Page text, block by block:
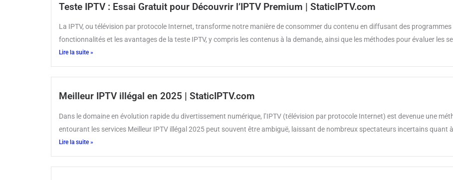
Teste IPTV : Essai Gratuit pour Découvrir l’IPTV Premium | StaticIPTV.com
La IPTV, ou télévision par protocole Internet, transforme notre manière de consommer du contenu en diffusant des
fonctionnalités et les avantages de la teste IPTV, y compris les contenus à la demande, ainsi que les méthodes pour évaluer les
Lire la suite »
Meilleur IPTV illégal en 2025 | StaticIPTV.com
Dans le domaine en évolution rapide du divertissement numérique, l’IPTV (télévision par protocole Internet) est devenue une
entourant les services Meilleur IPTV illégal 2025 peut souvent être ambiguë, laissant de nombreux spectateurs incertains quant
Lire la suite »